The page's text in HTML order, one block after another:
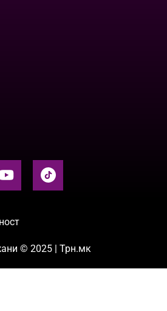
© 2025 | Трн.мк